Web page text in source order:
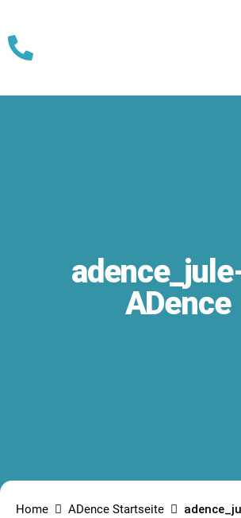
Skip
ADence
Home ADence Startseite